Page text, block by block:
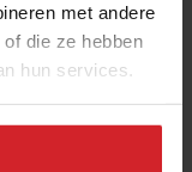
met andere
die ze hebben
hun services.
drinken
worden
gericht,
voor nieuwe